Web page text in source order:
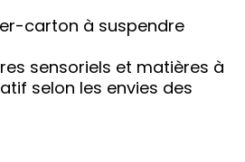
carton à suspendre
sensoriels et matières à
selon les envies des